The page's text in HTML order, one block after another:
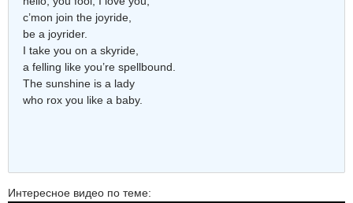
c’mon join the joyride,
be a joyrider.
I take you on a skyride,
a felling like you’re spellbound.
The sunshine is a lady
who rox you like a baby.
Интересное видео по теме: